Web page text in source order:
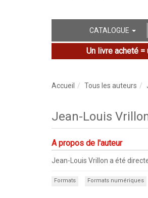
CATALOGUE
Un livre acheté
Accueil Tous les auteurs
Jean-Louis
A propos de l'auteur
Jean-Louis Vrillon a été
Formats Formats numériques